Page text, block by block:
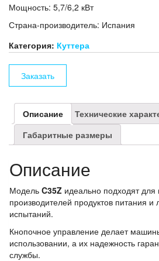
Мощность: 5,7/6,2 кВт
Страна-производитель: Испания
Категория: Куттера
Заказать
Описание
Технические
Габаритные размеры
Описание
Модель C35Z идеально подходят
производителей продуктов питания и
испытаний.
Кнопочное управление делает
использовании, а их надежность
службы.